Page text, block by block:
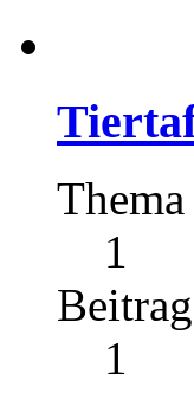
Thema
1
Beitrag
1